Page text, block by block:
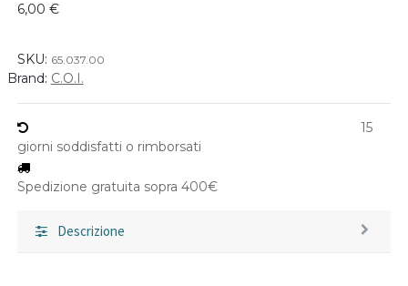
6,00 €
SKU: 65.037.00
Brand: C.O.I.
15
giorni soddisfatti o rimborsati
Spedizione gratuita sopra 400€
Descrizione